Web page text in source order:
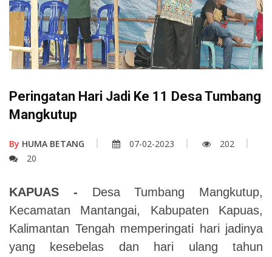
Peringatan Hari Jadi Ke 11 Desa Tumbang
Mangkutup
By HUMA BETANG 07-02-2023
202
20
KAPUAS - Desa Tumbang Mangkutup,
Kecamatan Mantangai, Kabupaten Kapuas,
Kalimantan Tengah memperingati hari jadinya
yang kesebelas dan hari ulang tahun